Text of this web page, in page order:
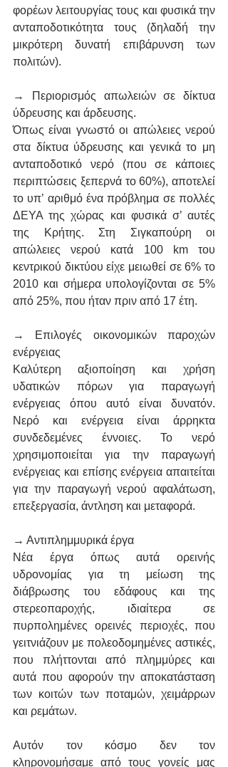
φορέων λειτουργίας τους και φυσικά την
ανταποδοτικότητα τους (δηλαδή την
μικρότερη δυνατή επιβάρυνση των
πολιτών).
→ Περιορισμός απωλειών σε δίκτυα
ύδρευσης και άρδευσης.
Όπως είναι γνωστό οι απώλειες νερού
στα δίκτυα ύδρευσης και γενικά το μη
ανταποδοτικό νερό (που σε κάποιες
περιπτώσεις ξεπερνά το 60%), αποτελεί
το υπ’ αριθμό ένα πρόβλημα σε πολλές
ΔΕΥΑ της χώρας και φυσικά σ’ αυτές
της Κρήτης. Στη Σιγκαπούρη οι
απώλειες νερού κατά 100 km του
κεντρικού δικτύου είχε μειωθεί σε 6% το
2010 και σήμερα υπολογίζονται σε 5%
από 25%, που ήταν πριν από 17 έτη.
→ Επιλογές οικονομικών παροχών
ενέργειας
Καλύτερη αξιοποίηση και χρήση
υδατικών πόρων για παραγωγή
ενέργειας όπου αυτό είναι δυνατόν.
Νερό και ενέργεια είναι άρρηκτα
συνδεδεμένες έννοιες. Το νερό
χρησιμοποιείται για την παραγωγή
ενέργειας και επίσης ενέργεια απαιτείται
για την παραγωγή νερού αφαλάτωση,
επεξεργασία, άντληση και μεταφορά.
→ Αντιπλημμυρικά έργα
Νέα έργα όπως αυτά ορεινής
υδρονομίας για τη μείωση της
διάβρωσης του εδάφους και της
στερεοπαροχής, ιδιαίτερα σε
πυρπολημένες ορεινές περιοχές, που
γειτνιάζουν με πολεοδομημένες αστικές,
που πλήττονται από πλημμύρες και
αυτά που αφορούν την αποκατάσταση
των κοιτών των ποταμών, χειμάρρων
και ρεμάτων.
Αυτόν τον κόσμο δεν τον
κληρονομήσαμε από τους γονείς μας